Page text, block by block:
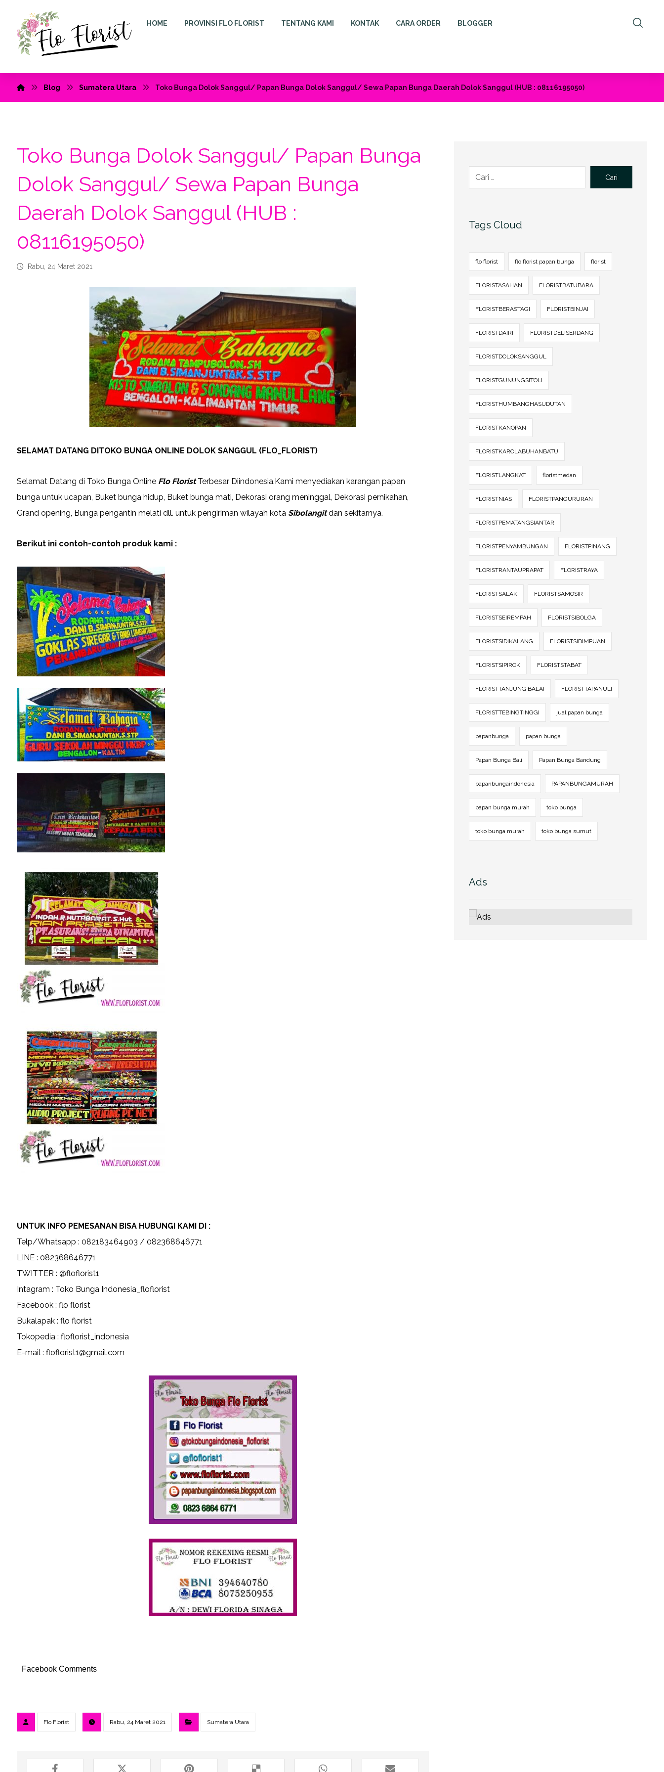
HOME PROVINSI FLO FLORIST TENTANG KAMI KONTAK CARA ORDER BLOGGER
Blog Sumatera Utara Toko Bunga Dolok Sanggul/ Papan Bunga Dolok Sanggul/ Sewa Papan Bunga Daerah Dolok Sanggul (HUB : 08116195050)
Toko Bunga Dolok Sanggul/ Papan Bunga
Dolok Sanggul/ Sewa Papan Bunga
Daerah Dolok Sanggul (HUB :
08116195050)
Rabu, 24 Maret 2021
SELAMAT DATANG DITOKO BUNGA ONLINE DOLOK SANGGUL (FLO_FLORIST)
Selamat Datang di Toko Bunga Online Flo FloristTerbesar Diindonesia.Kami menyediakan karangan papan
bunga untuk ucapan, Buket bunga hidup, Buket bunga mati, Dekorasi orang meninggal, Dekorasi pernikahan,
Grand opening, Bunga pengantin melati dll. untuk pengiriman wilayah kota Sibolangitdan sekitarnya.
Berikut ini contoh-contoh produk kami :
UNTUK INFO PEMESANAN BISA HUBUNGI KAMI DI :
Telp/Whatsapp : 082183464903 / 082368646771
LINE : 082368646771
TWITTER : @floflorist1
Intagram : Toko Bunga Indonesia_floflorist
Facebook : flo florist
Bukalapak : flo florist
Tokopedia : floflorist_indonesia
E-mail : floflorist1@gmail.com
Facebook Comments
Flo Florist Rabu, 24 Maret 2021 Sumatera Utara
Cari
Tags Cloud
flo florist flo florist papan bunga florist
FLORISTASAHAN FLORISTBATUBARA
FLORISTBERASTAGI FLORISTBINJAI
FLORISTDAIRI FLORISTDELISERDANG
FLORISTDOLOKSANGGUL
FLORISTGUNUNGSITOLI
FLORISTHUMBANGHASUDUTAN
FLORISTKANOPAN
FLORISTKAROLABUHANBATU
FLORISTLANGKAT floristmedan
FLORISTNIAS FLORISTPANGURURAN
FLORISTPEMATANGSIANTAR
FLORISTPENYAMBUNGAN FLORISTPINANG
FLORISTRANTAUPRAPAT FLORISTRAYA
FLORISTSALAK FLORISTSAMOSIR
FLORISTSEIREMPAH FLORISTSIBOLGA
FLORISTSIDIKALANG FLORISTSIDIMPUAN
FLORISTSIPIROK FLORISTSTABAT
FLORISTTANJUNG BALAI FLORISTTAPANULI
FLORISTTEBINGTINGGI jual papan bunga
papanbunga papan bunga
Papan Bunga Bali Papan Bunga Bandung
papanbungaindonesia PAPANBUNGAMURAH
papan bunga murah toko bunga
toko bunga murah toko bunga sumut
Ads